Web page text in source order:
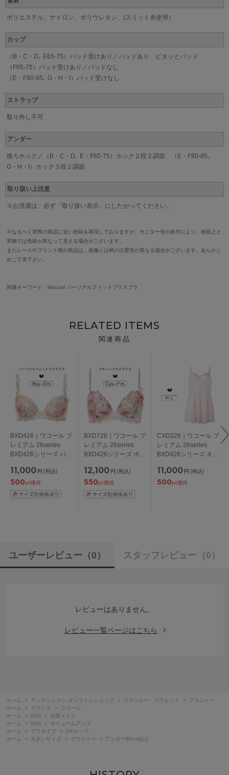
ポリエステル、ナイロン、ポリウレタン、(スリット糸使用）
カップ
（B・C・D､ E65-75）パッド受けあり／パッドあり ピタッとパッド
（F65-75）パッド受けあり／パッドなし
（E・F80-85､ G・H・I）パッド受けなし
ストラップ
取り外し不可
アンダー
後ろホック／（B・C・D､ E・F65-75）ホック２段２調節、（E・F80-85､
G・H・I）ホック３段２調節
取り扱い上注意
※お洗濯は、必ず「取り扱い表示」にしたがってください。
※なるべく実際の商品に近い色味を再現しておりますが、モニター等の条件により、画面上と
実物では色味が異なって見える場合がございます。
またレースやプリント柄の商品は、画像とは柄の位置等が異なる場合がございます。あらかじ
めご了承下さい。
関連キーワード：Wacoal パーソナルフィットプラスブラ
RELATED ITEMS
関連商品
BXD426｜ワコール プ
レミアム 26series
BXD426シリーズ パー
ブラ ブラジャー単品
BCDEFGHIカップ ア
ンダー
65/70/75/80/85cm
11,000 円 (税込)
500pt獲得
BXD726｜ワコール プ
レミアム 26series
BXD426シリーズ ボリ
ラジャー単品 CDEFG
カップ アンダー
65/70/75cm
12,100 円 (税込)
550pt獲得
CXD226｜ワコール プ
レミアム 26series
BXD426シリーズ キャ
11,000 円 (税込)
500pt獲得
ユーザーレビュー （0） スタッフレビュー （0）
レビューはありません。
レビュー一覧ページはこちら
ホーム > アンテシュクレ オンラインショップ > ブラジャー・ブラセット >
ブラジャー
ホーム
> ブランド >
ワコール
ホーム
> 目的 >
谷間メイク
ホーム
> 目的 >
ボリュームアップ
ホーム
> ブラタイプ >
3/4カップ
ホーム
> 大きいサイズ > ブラジャー > アンダー80cm以上